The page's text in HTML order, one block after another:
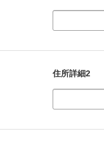
住所詳細2